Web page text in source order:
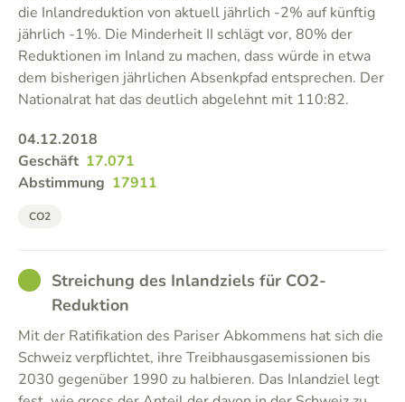
die Inlandreduktion von aktuell jährlich -2% auf künftig
jährlich -1%. Die Minderheit II schlägt vor, 80% der
Reduktionen im Inland zu machen, dass würde in etwa
dem bisherigen jährlichen Absenkpfad entsprechen. Der
Nationalrat hat das deutlich abgelehnt mit 110:82.
04.12.2018
Geschäft 17.071
Abstimmung 17911
CO2
GOODStreichung des Inlandziels für CO2-
Reduktion
Mit der Ratifikation des Pariser Abkommens hat sich die
Schweiz verpflichtet, ihre Treibhausgasemissionen bis
2030 gegenüber 1990 zu halbieren. Das Inlandziel legt